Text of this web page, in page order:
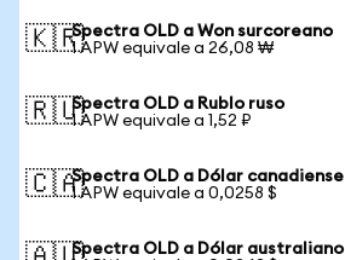
🇰🇷Spectra OLD a Won surcoreano
1 APW equivale a 26,08 ₩
🇷🇺Spectra OLD a Rublo ruso
1 APW equivale a 1,52 ₽
🇨🇦Spectra OLD a Dólar canadiense
1 APW equivale a 0,0258 $
Spectra OLD a Dólar australiano